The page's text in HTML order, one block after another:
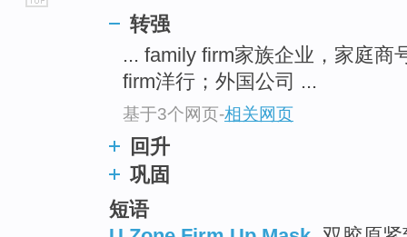
转强
... family firm家族企业，家庭商
firm洋行；外国公司 ...
基于3个网页-相关网页
回升
巩固
短语